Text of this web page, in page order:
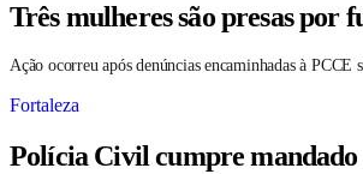
Três mulheres são presas por
Ação ocorreu após denúncias encaminhadas à PCCE
Fortaleza
Polícia Civil cumpre